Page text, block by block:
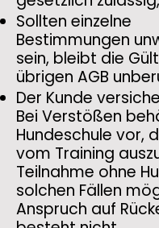
Sollten einzelne
Bestimmungen
sein, bleibt die
übrigen AGB
Der Kunde
Bei Verstößen
Hundeschule vor,
vom Training
Teilnahme ohne
solchen Fällen
Anspruch auf